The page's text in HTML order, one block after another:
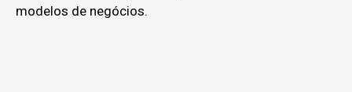
modelos de negócios.